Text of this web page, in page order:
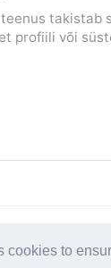
cookies to
takistab
profiili või